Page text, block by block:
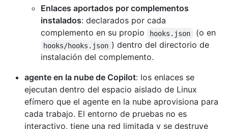
Enlaces aportados por complementos
instalados: declarados por cada
complemento en su propio
hooks.json (o en
hooks/hooks.json ) dentro del directorio de
instalación del complemento.
agente en la nube de Copilot: los enlaces se
ejecutan dentro del espacio aislado de Linux
efímero que el agente en la nube aprovisiona para
cada trabajo. El entorno de pruebas no es
interactivo, tiene una red limitada y se destruye